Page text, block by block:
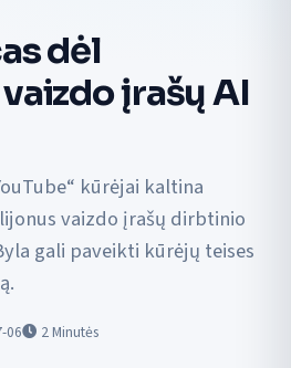
dėl
vaizdo įrašų AI
kūrėjai kaltina
vaizdo įrašų dirbtinio
gali paveikti kūrėjų teises
06 2Minutės